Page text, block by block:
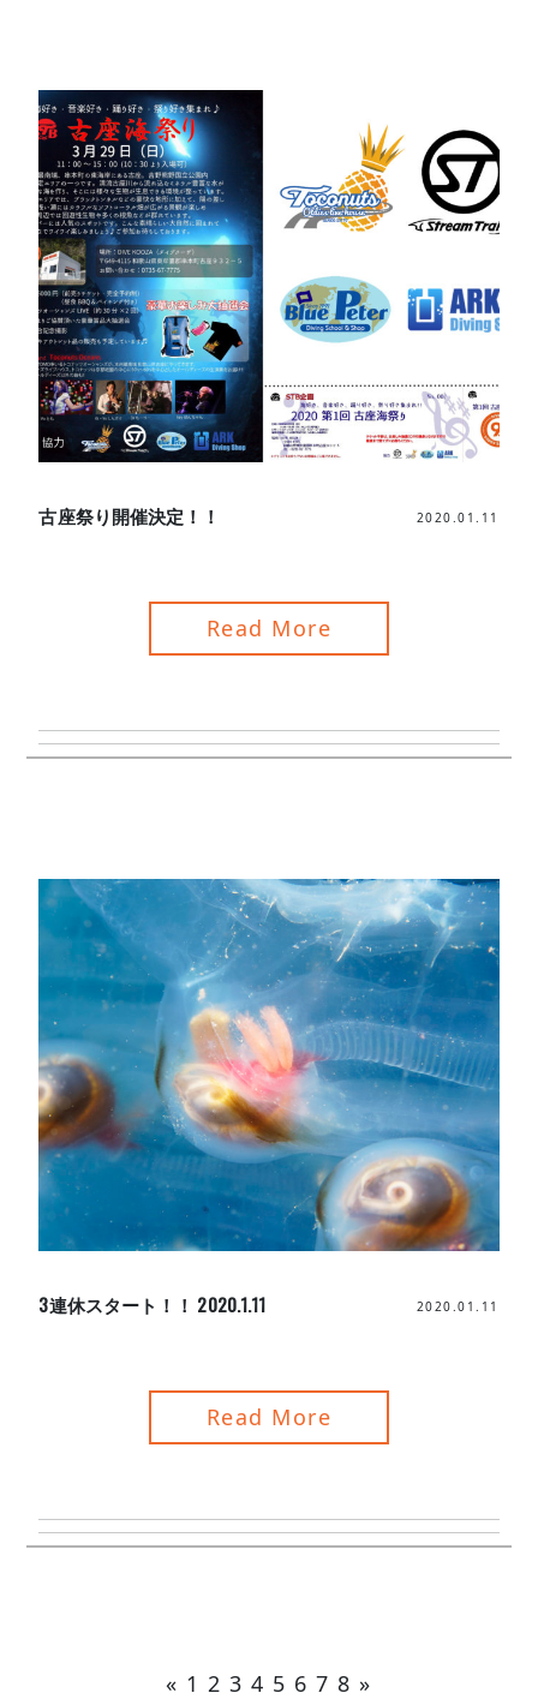
古座祭り開催決定！！ 2020.01.11
Read More
3連休スタート！！ 2020.1.11 2020.01.11
Read More
« 1 2 3 4 5 6 7 8 »